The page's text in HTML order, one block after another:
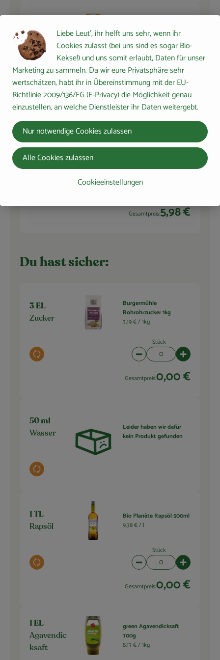
Sojamilch
Auswahl ändern
Zucker 1l
2,29 € /l
Stück
Artikelanzahl verringern
Gesamtpreis:2,29 €
100 g
Tafel
Schokolad
80g
Gesamtpreis:5,98 €
Du hast sicher:
3 EL
Zucker
Auswahl ändern
Burgermühle
Rohrohrzucker 1kg
3,19 € /1kg
Stück
Artikelanzahl verringern
Gesamtpreis:0,00 €
50 ml
Wasser
Auswahl ändern
Leider haben wir dafür
kein Produkt gefunden
1 TL
Rapsöl
Auswahl ändern
Bio Planète Rapsöl 500ml
9,38 € / l
Stück
Artikelanzahl verringern
Gesamtpreis:0,00 €
1 EL
Agavendic
ksaft
green Agavendicksaft
700g
8,13 € /1kg
Liebe Leut', ihr helft uns sehr, wenn ihr
Cookies zulasst (bei uns sind es sogar Bio-
Kekse!) und uns somit erlaubt, Daten für unser
Marketing zu sammeln. Da wir eure Privatsphäre sehr
wertschätzen, habt ihr in Übereinstimmung mit der EU-
Richtlinie 2009/136/EG (E-Privacy) die Möglichkeit genau
einzustellen, an welche Dienstleister ihr Daten weitergebt.
Cookieeinstellungen
Nur notwendige Cookies zulassen
Alle Cookies zulassen